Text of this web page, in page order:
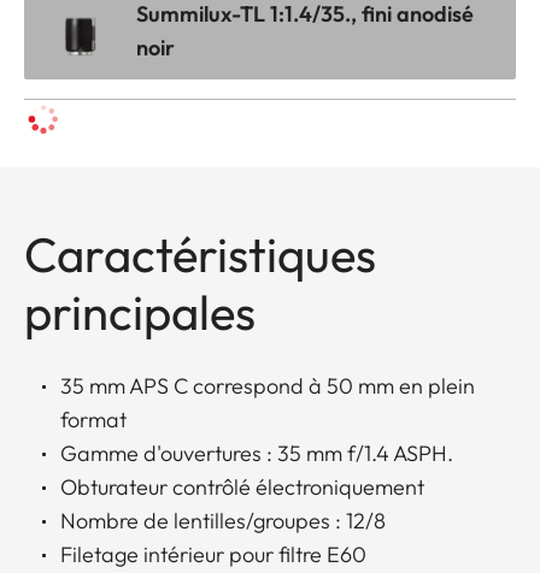
Summilux-TL 1:1.4/35., fini anodisé
noir
Caractéristiques
principales
35 mm APS C correspond à 50 mm en plein
format
Gamme d'ouvertures : 35 mm f/1.4 ASPH.
Obturateur contrôlé électroniquement
Nombre de lentilles/groupes : 12/8
Filetage intérieur pour filtre E60